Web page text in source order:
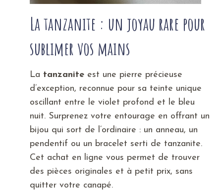
La tanzanite : un joyau rare pour
sublimer vos mains
La tanzanite est une pierre précieuse
d’exception, reconnue pour sa teinte unique
oscillant entre le violet profond et le bleu
nuit. Surprenez votre entourage en offrant un
bijou qui sort de l’ordinaire : un anneau, un
pendentif ou un bracelet serti de tanzanite.
Cet achat en ligne vous permet de trouver
des pièces originales et à petit prix, sans
quitter votre canapé.